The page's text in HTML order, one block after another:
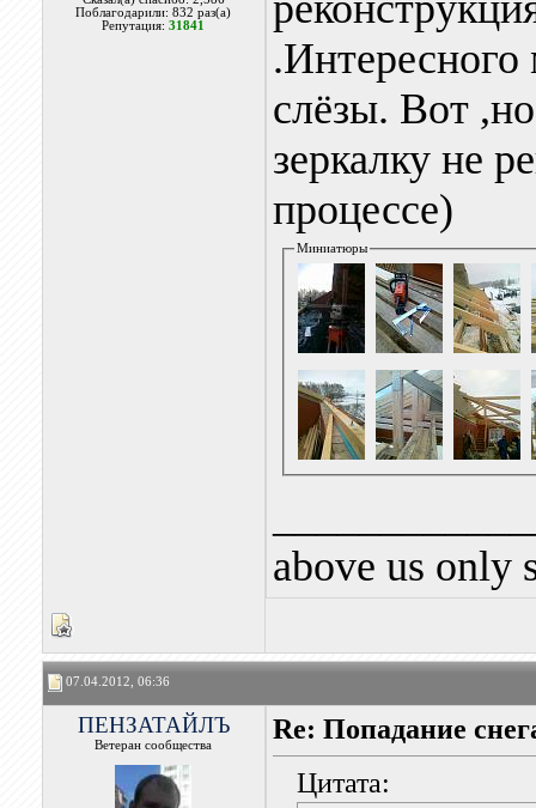
Поблагодарили: 832 раз(а)
Репутация:31841
.Интересного
слёзы. Вот
зеркалку не
процессе)
Миниатюры
above us only
07.04.2012, 06:36
ПЕНЗАТАЙЛЪ
Ветеран сообщества
Re: Попадание
Цитата: